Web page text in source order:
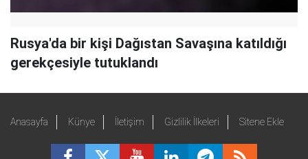
Rusya'da bir kişi Dağıstan Savaşına katıldığı
gerekçesiyle tutuklandı
Anasayfa Künye İletişim Gizlilik İlkeleri Sitene Ekle